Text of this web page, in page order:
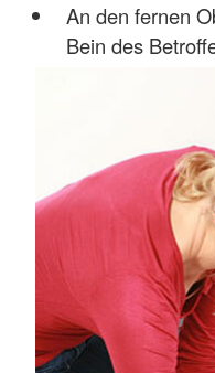
An den fernen
Bein des